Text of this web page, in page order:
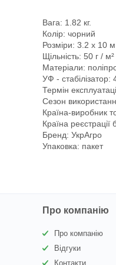
Вага: 1.82 кг.
Колір: чорний
Розміри: 3.2 х 10 м
Щільність: 50 г / м²
Матеріали:
УФ - стабілізатор:
Термін
Сезон
Країна-виробник
Країна реєстрації
Бренд: УкрАгро
Упаковка: пакет
Про компанію
Про компанію
Відгуки
Контакти